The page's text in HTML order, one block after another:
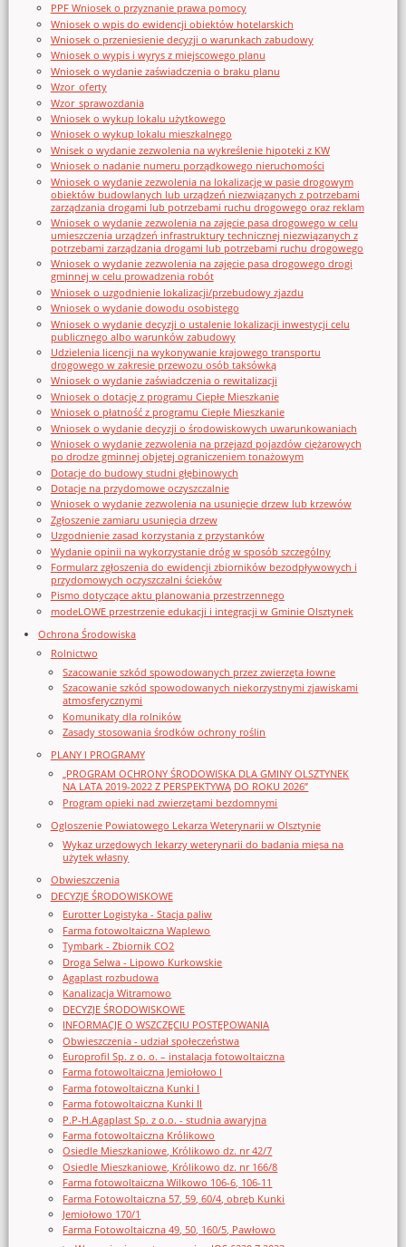
PPF Wniosek o przyznanie prawa pomocy
Wniosek o wpis do ewidencji obiektów hotelarskich
Wniosek o przeniesienie decyzji o warunkach zabudowy
Wniosek o wypis i wyrys z miejscowego planu
Wniosek o wydanie zaświadczenia o braku planu
Wzor_oferty
Wzor_sprawozdania
Wniosek o wykup lokalu użytkowego
Wniosek o wykup lokalu mieszkalnego
Wnisek o wydanie zezwolenia na wykreślenie hipoteki z KW
Wniosek o nadanie numeru porządkowego nieruchomości
Wniosek o wydanie zezwolenia na lokalizację w pasie drogowym
obiektów budowlanych lub urządzeń niezwiązanych z potrzebami
zarządzania drogami lub potrzebami ruchu drogowego oraz reklam
Wniosek o wydanie zezwolenia na zajęcie pasa drogowego w celu
umieszczenia urządzeń infrastruktury technicznej niezwiązanych z
potrzebami zarządzania drogami lub potrzebami ruchu drogowego
Wniosek o wydanie zezwolenia na zajęcie pasa drogowego drogi
gminnej w celu prowadzenia robót
Wniosek o uzgodnienie lokalizacji/przebudowy zjazdu
Wniosek o wydanie dowodu osobistego
Wniosek o wydanie decyzji o ustalenie lokalizacji inwestycji celu
publicznego albo warunków zabudowy
Udzielenia licencji na wykonywanie krajowego transportu
drogowego w zakresie przewozu osób taksówką
Wniosek o wydanie zaświadczenia o rewitalizacji
Wniosek o dotację z programu Ciepłe Mieszkanie
Wniosek o płatność z programu Ciepłe Mieszkanie
Wniosek o wydanie decyzji o środowiskowych uwarunkowaniach
Wniosek o wydanie zezwolenia na przejazd pojazdów ciężarowych
po drodze gminnej objętej ograniczeniem tonażowym
Dotacje do budowy studni głębinowych
Dotacje na przydomowe oczyszczalnie
Wniosek o wydanie zezwolenia na usunięcie drzew lub krzewów
Zgłoszenie zamiaru usunięcia drzew
Uzgodnienie zasad korzystania z przystanków
Wydanie opinii na wykorzystanie dróg w sposób szczególny
Formularz zgłoszenia do ewidencji zbiorników bezodpływowych i
przydomowych oczyszczalni ścieków
Pismo dotyczące aktu planowania przestrzennego
modeLOWE przestrzenie edukacji i integracji w Gminie Olsztynek
Ochrona Środowiska
Rolnictwo
Szacowanie szkód spowodowanych przez zwierzęta łowne
Szacowanie szkód spowodowanych niekorzystnymi zjawiskami
atmosferycznymi
Komunikaty dla rolników
Zasady stosowania środków ochrony roślin
PLANY I PROGRAMY
„PROGRAM OCHRONY ŚRODOWISKA DLA GMINY OLSZTYNEK
NA LATA 2019-2022 Z PERSPEKTYWĄ DO ROKU 2026”
Program opieki nad zwierzętami bezdomnymi
Ogloszenie Powiatowego Lekarza Weterynarii w Olsztynie
Wykaz urzędowych lekarzy weterynarii do badania mięsa na
użytek własny
Obwieszczenia
DECYZJE ŚRODOWISKOWE
Eurotter Logistyka - Stacja paliw
Farma fotowoltaiczna Waplewo
Tymbark - Zbiornik CO2
Droga Selwa - Lipowo Kurkowskie
Agaplast rozbudowa
Kanalizacja Witramowo
DECYZJE ŚRODOWISKOWE
INFORMACJE O WSZCZĘCIU POSTĘPOWANIA
Obwieszczenia - udział społeczeństwa
Europrofil Sp. z o. o. – instalacja fotowoltaiczna
Farma fotowoltaiczna Jemiołowo I
Farma fotowoltaiczna Kunki I
Farma fotowoltaiczna Kunki II
P.P-H.Agaplast Sp. z o.o. - studnia awaryjna
Farma fotowoltaiczna Królikowo
Osiedle Mieszkaniowe, Królikowo dz. nr 42/7
Osiedle Mieszkaniowe, Królikowo dz. nr 166/8
Farma fotowoltaiczna Wilkowo 106-6, 106-11
Farma Fotowoltaiczna 57, 59, 60/4, obręb Kunki
Jemiołowo 170/1
Farma Fotowoltaiczna 49, 50, 160/5, Pawłowo